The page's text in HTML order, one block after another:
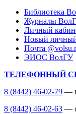
Библиотека
Журналы
Личный
Новый
Почта
ЭИОС ВолГУ
ТЕЛЕФОННЫЙ
8 (8442) 46-02-79 —
8 (8442) 46-02-63 —